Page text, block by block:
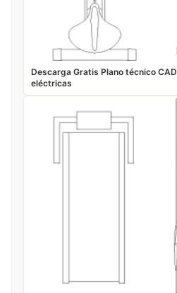
Descarga Gratis Plano técnico
eléctricas